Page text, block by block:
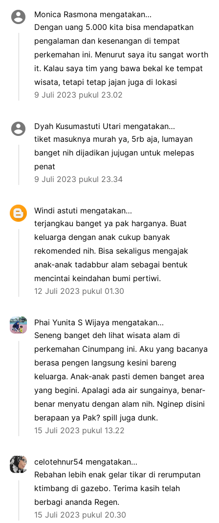
Monica Rasmona mengatakan…
Dengan uang 5.000 kita bisa mendapatkan
pengalaman dan kesenangan di tempat
perkemahan ini. Menurut saya itu sangat worth
it. Kalau saya tim yang bawa bekal ke tempat
wisata, tetapi tetap jajan juga di lokasi
9 Juli 2023 pukul 23.02
Dyah Kusumastuti Utari mengatakan…
tiket masuknya murah ya, 5rb aja, lumayan
banget nih dijadikan jujugan untuk melepas
penat
9 Juli 2023 pukul 23.34
Windi astuti mengatakan…
terjangkau banget ya pak harganya. Buat
keluarga dengan anak cukup banyak
rekomended nih. Bisa sekaligus mengajak
anak-anak tadabbur alam sebagai bentuk
mencintai keindahan bumi pertiwi.
12 Juli 2023 pukul 01.30
Phai Yunita S Wijaya mengatakan…
Seneng banget deh lihat wisata alam di
perkemahan Cinumpang ini. Aku yang bacanya
berasa pengen langsung kesini bareng
keluarga. Anak-anak pasti demen banget area
yang begini. Apalagi ada air sungainya, benar-
benar menyatu dengan alam nih. Nginep disini
berapaan ya Pak? spill juga dunk.
15 Juli 2023 pukul 13.22
celotehnur54 mengatakan…
Rebahan lebih enak gelar tikar di rerumputan
ktimbang di gazebo. Terima kasih telah
berbagi ananda Regen.
15 Juli 2023 pukul 20.30